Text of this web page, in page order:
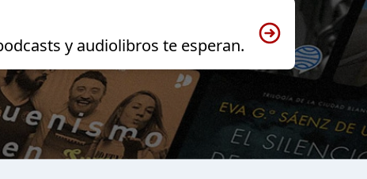
y audiolibros te esperan.